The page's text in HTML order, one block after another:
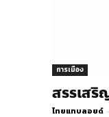
การเมือง
สรรเส
ไทยแทบลอยด์ -